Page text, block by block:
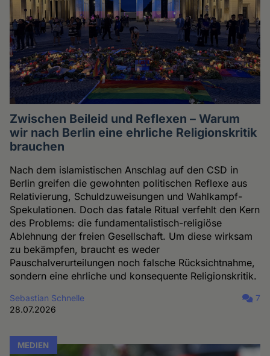
Zwischen Beileid und Reflexen – Warum
wir nach Berlin eine ehrliche Religionskritik
brauchen
Nach dem islamistischen Anschlag auf den CSD in
Berlin greifen die gewohnten politischen Reflexe aus
Relativierung, Schuldzuweisungen und Wahlkampf-
Spekulationen. Doch das fatale Ritual verfehlt den Kern
des Problems: die fundamentalistisch-religiöse
Ablehnung der freien Gesellschaft. Um diese wirksam
zu bekämpfen, braucht es weder
Pauschalverurteilungen noch falsche Rücksichtnahme,
sondern eine ehrliche und konsequente Religionskritik.
Sebastian Schnelle
28.07.2026
7
MEDIEN